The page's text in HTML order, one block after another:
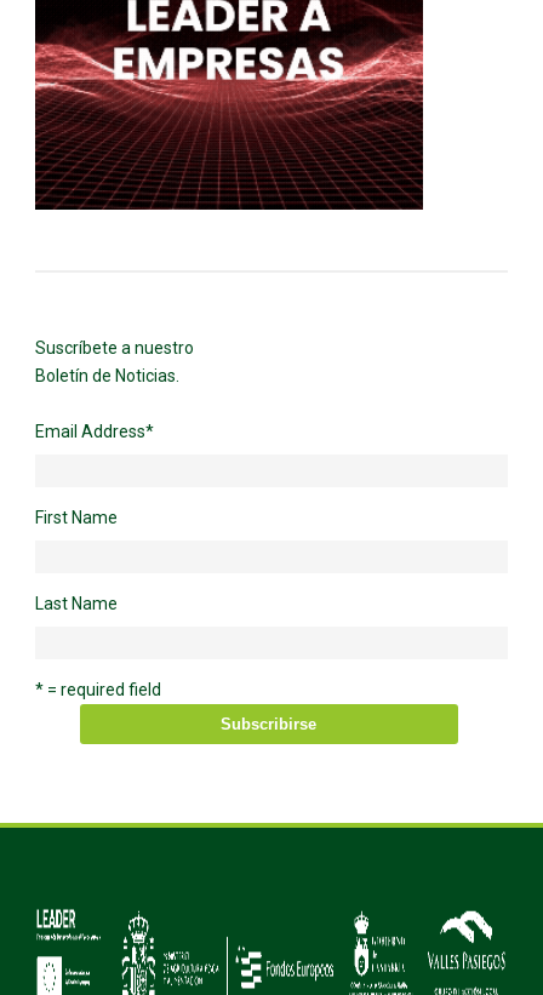
Suscríbete a nuestro
Boletín de Noticias.
Email Address*
First Name
Last Name
* = required field